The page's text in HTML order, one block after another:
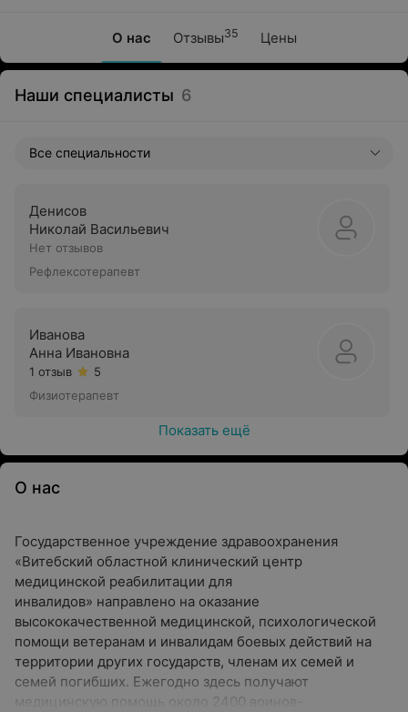
О нас Отзывы35 Цены
Наши специалисты 6
Все специальности
Денисов
Николай Васильевич
Нет отзывов
Рефлексотерапевт
Иванова
Анна Ивановна
1 отзыв
5
Физиотерапевт
Показать ещё
О нас
Государственное учреждение здравоохранения
«Витебский областной клинический центр
медицинской реабилитации для
инвалидов» направлено на оказание
высококачественной медицинской, психологической
помощи ветеранам и инвалидам боевых действий на
территории других государств, членам их семей и
семей погибших. Ежегодно здесь получают
медицинскую помощь около 2400 воинов-